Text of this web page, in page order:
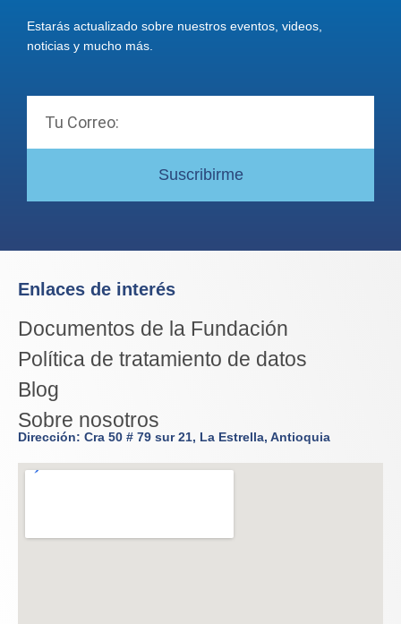
Estarás actualizado sobre nuestros eventos, videos,
noticias y mucho más.
Suscribirme
Enlaces de interés
Documentos de la Fundación
Política de tratamiento de datos
Blog
Sobre nosotros
Dirección: Cra 50 # 79 sur 21, La Estrella, Antioquia